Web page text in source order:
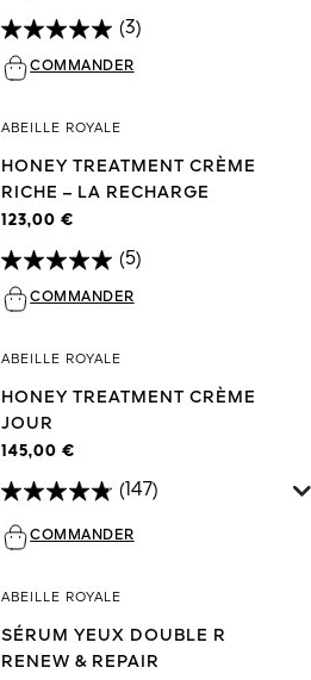
(3)
COMMANDER
ABEILLE ROYALE
HONEY TREATMENT CRÈME
RICHE – LA RECHARGE
123,00 €
(5)
COMMANDER
ABEILLE ROYALE
HONEY TREATMENT CRÈME
JOUR
145,00 €
(147)
COMMANDER
ABEILLE ROYALE
SÉRUM YEUX DOUBLE R
RENEW & REPAIR